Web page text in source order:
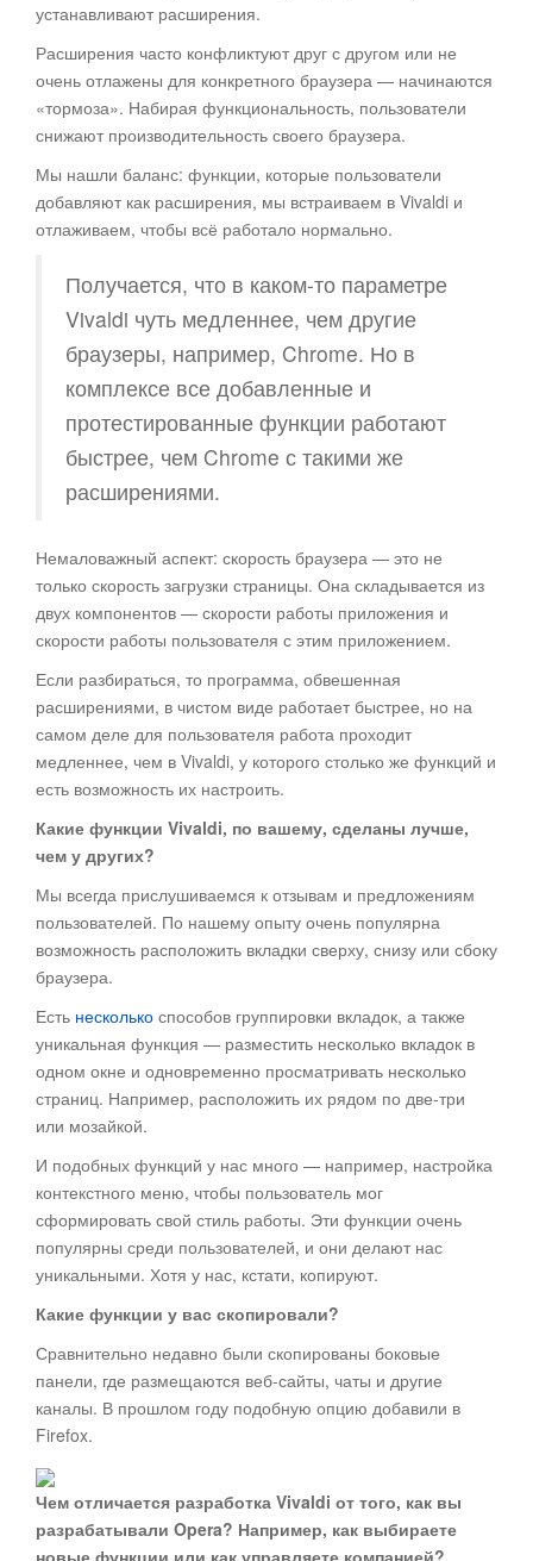
устанавливают расширения.
Расширения часто конфликтуют друг с другом или не
очень отлажены для конкретного браузера — начинаются
«тормоза». Набирая функциональность, пользователи
снижают производительность своего браузера.
Мы нашли баланс: функции, которые пользователи
добавляют как расширения, мы встраиваем в Vivaldi и
отлаживаем, чтобы всё работало нормально.
Получается, что в каком-то параметре
Vivaldi чуть медленнее, чем другие
браузеры, например, Chrome. Но в
комплексе все добавленные и
протестированные функции работают
быстрее, чем Chrome с такими же
расширениями.
Немаловажный аспект: скорость браузера — это не
только скорость загрузки страницы. Она складывается из
двух компонентов — скорости работы приложения и
скорости работы пользователя с этим приложением.
Если разбираться, то программа, обвешенная
расширениями, в чистом виде работает быстрее, но на
самом деле для пользователя работа проходит
медленнее, чем в Vivaldi, у которого столько же функций и
есть возможность их настроить.
Какие функции Vivaldi, по вашему, сделаны лучше,
чем у других?
Мы всегда прислушиваемся к отзывам и предложениям
пользователей. По нашему опыту очень популярна
возможность расположить вкладки сверху, снизу или сбоку
браузера.
Есть несколько способов группировки вкладок, а также
уникальная функция — разместить несколько вкладок в
одном окне и одновременно просматривать несколько
страниц. Например, расположить их рядом по две-три
или мозайкой.
И подобных функций у нас много — например, настройка
контекстного меню, чтобы пользователь мог
сформировать свой стиль работы. Эти функции очень
популярны среди пользователей, и они делают нас
уникальными. Хотя у нас, кстати, копируют.
Какие функции у вас скопировали?
Сравнительно недавно были скопированы боковые
панели, где размещаются веб-сайты, чаты и другие
каналы. В прошлом году подобную опцию добавили в
Firefox.
Чем отличается разработка Vivaldi от того, как вы
разрабатывали Opera? Например, как выбираете